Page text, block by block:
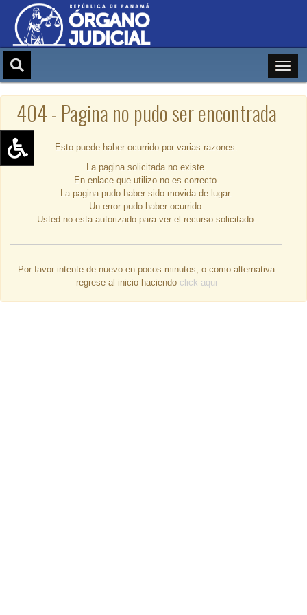
Aumentar texto (+)
Reducir texto (-)
Restablecer texto
Escala de grises
404 - Pagina no pudo ser encontrada
Esto puede haber ocurrido por varias razones:
La pagina solicitada no existe.
En enlace que utilizo no es correcto.
La pagina pudo haber sido movida de lugar.
Un error pudo haber ocurrido.
Usted no esta autorizado para ver el recurso solicitado.
Por favor intente de nuevo en pocos minutos, o como alternativa
regrese al inicio haciendo click aqui